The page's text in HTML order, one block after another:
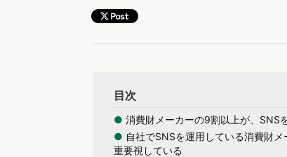
目次
● 消費財メーカーの9割以上が、SNS
● 自社でSNSを運用している消費財
重要視している